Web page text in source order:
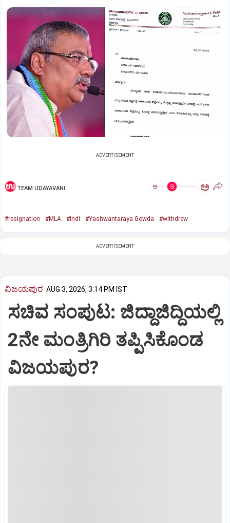
ADVERTISEMENT
TEAM UDAYAVANI ಅ ಅ
#resignation #MLA #Indi #Yashwantaraya Gowda #withdrew
ADVERTISEMENT
ವಿಜಯಪುರ AUG 3, 2026, 3:14 PM IST
ಸಚಿವ ಸಂಪುಟ: ಜಿದ್ದಾಜಿದ್ದಿಯಲ್ಲಿ
2ನೇ ಮಂತ್ರಿಗಿರಿ ತಪ್ಪಿಸಿಕೊಂಡ
ವಿಜಯಪುರ?